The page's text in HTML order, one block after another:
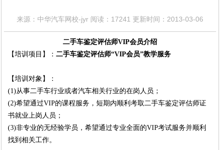
来源：中华汽车网校-jyr 阅读：17241 更新时间：2013-03-06
二手车鉴定评估师VIP会员介绍
【培训项目】： 二手车鉴定评估师“VIP会员”教学服务
【培训对象】：
(1)从事二手车行业或者汽车相关行业的在岗人员；
(2)希望通过VIP的课程服务，短期内顺利考取二手车鉴定评估师证
书就业上岗人员；
(3)非专业的无经验学员，希望通过专业全面的VIP考试服务并顺利
找到相关工作。